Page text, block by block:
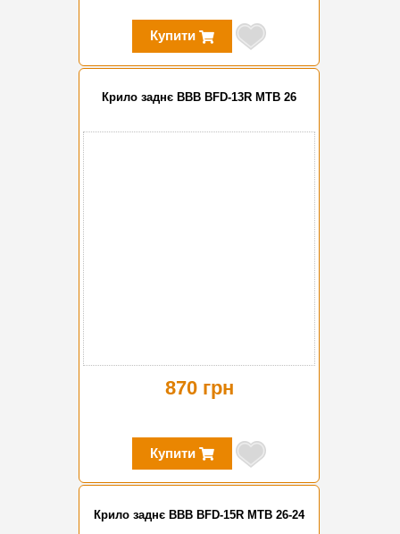
Купити
Крило заднє BBB BFD-13R MTB 26
870 грн
Купити
Крило заднє BBB BFD-15R MTB 26-24